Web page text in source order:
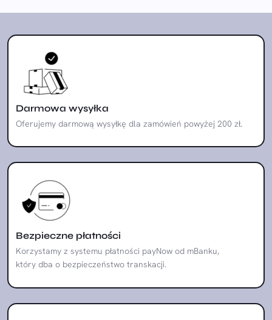
Darmowa wysyłka
Oferujemy darmową wysyłkę dla zamówień powyżej 200 zł.
Bezpieczne płatności
Korzystamy z systemu płatności payNow od mBanku,
który dba o bezpieczeństwo transkacji.